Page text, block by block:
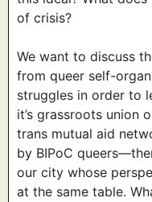
of crisis?
We want to discuss
from queer self-
struggles in order to
it’s grassroots union
trans mutual aid
by BIPoC
our city whose
at the same table.